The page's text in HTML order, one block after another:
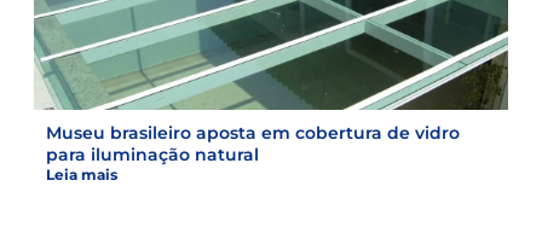
Museu brasileiro aposta em cobertura de vidro
para iluminação natural
Leia mais